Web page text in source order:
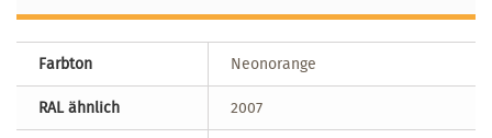
Farbton
Neonorange
RAL ähnlich
2007